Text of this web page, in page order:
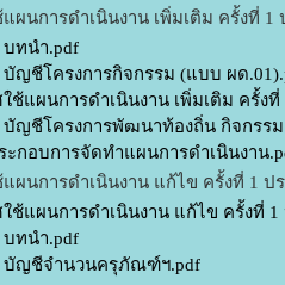
ผนการดำเนินงาน เพิ่มเติม ครั้งที่
บทนำ.pdf
บัญชีโครงการกิจกรรม (แบบ ผด
ช้แผนการดำเนินงาน เพิ่มเติม ครั้ง
บัญชีโครงการพัฒนาท้องถิ่น กิจกรร
กอบการจัดทำแผนการดำเนินงาน
ผนการดำเนินงาน แก้ไข ครั้งที่ 1 ป
ช้แผนการดำเนินงาน แก้ไข ครั้งที่
บทนำ.pdf
บัญชีจำนวนครุภัณฑ์ฯ.pdf